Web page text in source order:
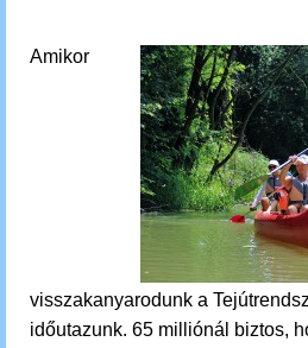
Amikor
visszakanyarodunk a
időutazunk. 65 milliónál biztos,